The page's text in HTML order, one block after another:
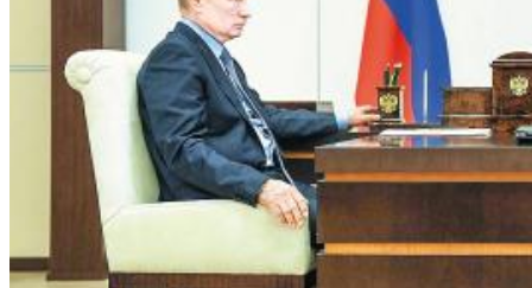
"Самара в движении": расписание бесплатных тренировок 8
августа
07.08.2026 | 17:56
Забота о здоровье ветеранов – один из приоритетов: Вячеслав
Федорищев – о расширении географии диспансеризации
участников СВО
07.08.2026 | 17:55
Самарские строители отмечают профессиональный праздник
07.08.2026 | 17:49
В ГД предложили увеличить МРОТ до 50 000 рублей
07.08.2026 | 17:25
Шостакович и сказки: в Самаре прошел необычный концерт